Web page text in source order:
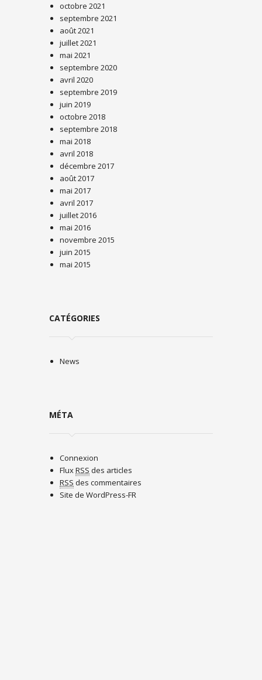
octobre 2021
septembre 2021
août 2021
juillet 2021
mai 2021
septembre 2020
avril 2020
septembre 2019
juin 2019
octobre 2018
septembre 2018
mai 2018
avril 2018
décembre 2017
août 2017
mai 2017
avril 2017
juillet 2016
mai 2016
novembre 2015
juin 2015
mai 2015
CATÉGORIES
News
MÉTA
Connexion
FluxRSS des articles
RSS des commentaires
Site de WordPress-FR